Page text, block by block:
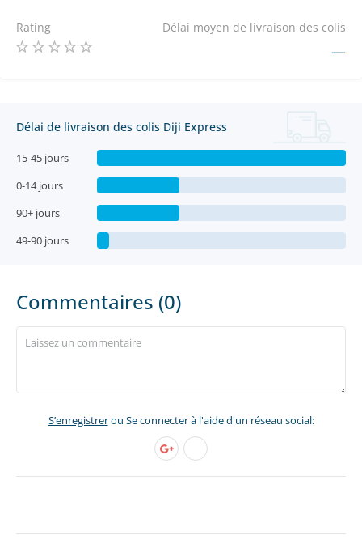
Rating Délai moyen de livraison des colis
—
Délai de livraison des colis Diji Express
15-45 jours
0-14 jours
90+ jours
49-90 jours
Commentaires (0)
S’enregistrerou Se connecter à l'aide d'un réseau social: